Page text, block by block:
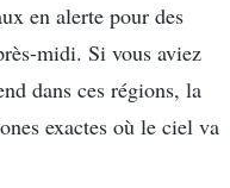
en alerte pour des
midi. Si vous aviez
dans ces régions, la
exactes où le ciel va